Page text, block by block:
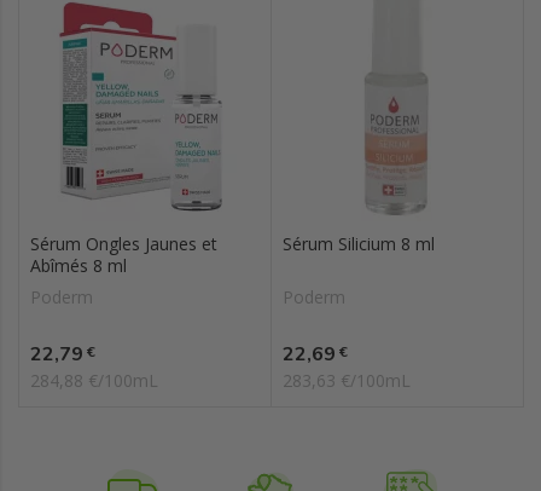
Sérum Ongles Jaunes et
Abîmés 8 ml
Poderm
Prix
22,79 €
284,88 €/100mL
Sérum Silicium 8 ml
Poderm
Prix
22,69 €
283,63 €/100mL